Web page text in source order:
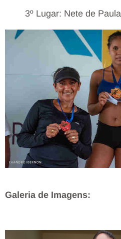
3º Lugar: Nete de Paula
Galeria de Imagens: